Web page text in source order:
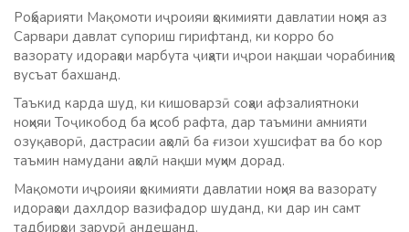
Роҳбарияти Мақомоти иҷроияи ҳокимияти давлатии ноҳия аз
Сарвари давлат супориш гирифтанд, ки корро бо
вазорату идораҳои марбута ҷиҳати иҷрои нақшаи чорабиниҳо
вусъат бахшанд.
Таъкид карда шуд, ки кишоварзӣ соҳаи афзалиятноки
ноҳияи Тоҷикобод ба ҳисоб рафта, дар таъмини амнияти
озуқаворӣ, дастрасии аҳолӣ ба ғизои хушсифат ва бо кор
таъмин намудани аҳолӣ нақши муҳим дорад.
Мақомоти иҷроияи ҳокимияти давлатии ноҳия ва вазорату
идораҳои дахлдор вазифадор шуданд, ки дар ин самт
тадбирҳои зарурӣ андешанд.